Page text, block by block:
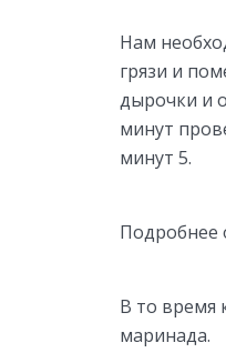
Нам
грязи и
дырочки и
минут
минут 5.
Подробнее
В то время
маринада.